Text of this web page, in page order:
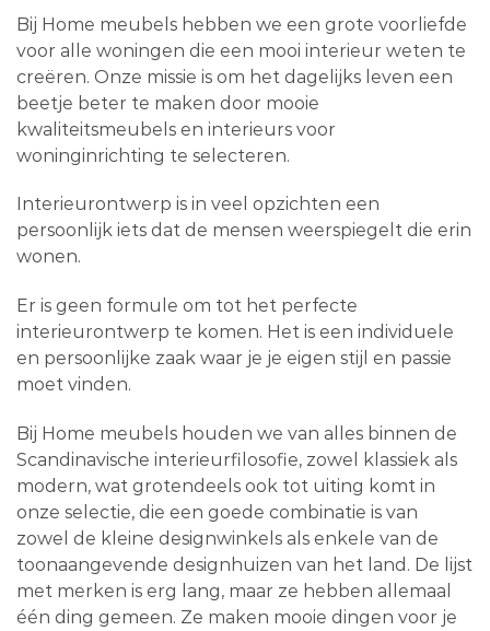
Bij Home meubels hebben we een grote voorliefde
voor alle woningen die een mooi interieur weten te
creëren. Onze missie is om het dagelijks leven een
beetje beter te maken door mooie
kwaliteitsmeubels en interieurs voor
woninginrichting te selecteren.
Interieurontwerp is in veel opzichten een
persoonlijk iets dat de mensen weerspiegelt die erin
wonen.
Er is geen formule om tot het perfecte
interieurontwerp te komen. Het is een individuele
en persoonlijke zaak waar je je eigen stijl en passie
moet vinden.
Bij Home meubels houden we van alles binnen de
Scandinavische interieurfilosofie, zowel klassiek als
modern, wat grotendeels ook tot uiting komt in
onze selectie, die een goede combinatie is van
zowel de kleine designwinkels als enkele van de
toonaangevende designhuizen van het land. De lijst
met merken is erg lang, maar ze hebben allemaal
één ding gemeen. Ze maken mooie dingen voor je